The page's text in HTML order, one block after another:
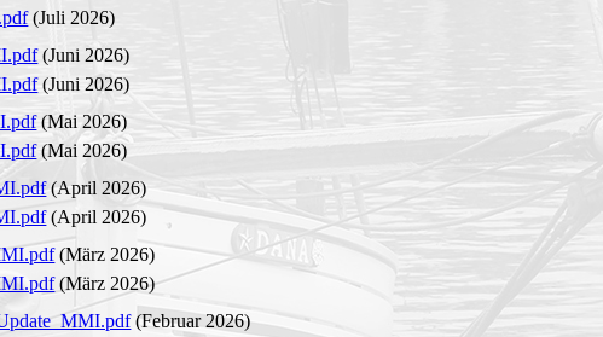
(Juli 2026)
(Juni 2026)
(Juni 2026)
(Mai 2026)
(Mai 2026)
(April 2026)
(April 2026)
(März 2026)
(März 2026)
(Februar 2026)